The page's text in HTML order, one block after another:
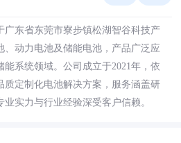
广东省东莞市寮步镇松湖智谷科技产
、动力电池及储能电池，产品广泛应
系统领域。公司成立于2021年，依
质定制化电池解决方案，服务涵盖研
实力与行业经验深受客户信赖。